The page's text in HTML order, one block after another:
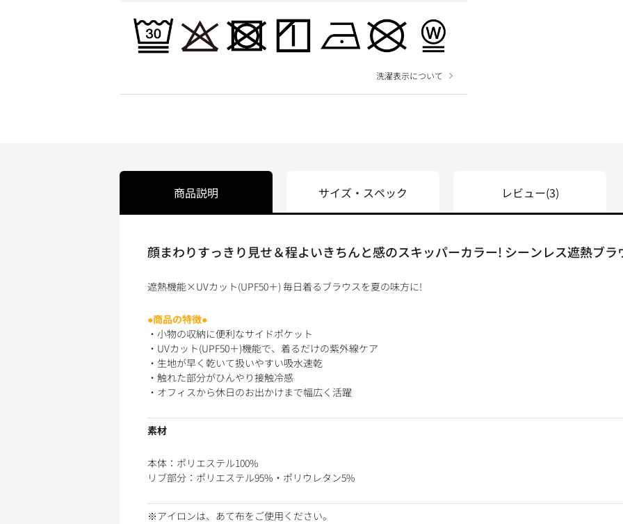
洗濯表示について
商品説明
顔まわりすっきり見せ＆程よいきちんと感のスキッパーカラー! シーンレス遮熱ブラ
遮熱機能×UVカット(UPF50＋) 毎日着るブラウスを夏の味方に!
●商品の特徴●
・小物の収納に便利なサイドポケット
・UVカット(UPF50＋)機能で、着るだけの紫外線ケア
・生地が早く乾いて扱いやすい吸水速乾
・触れた部分がひんやり接触冷感
・オフィスから休日のお出かけまで幅広く活躍
素材
本体：ポリエステル100%
リブ部分：ポリエステル95%・ポリウレタン5%
※アイロンは、あて布をご使用ください。
サイズ・スペック レビュー(3)